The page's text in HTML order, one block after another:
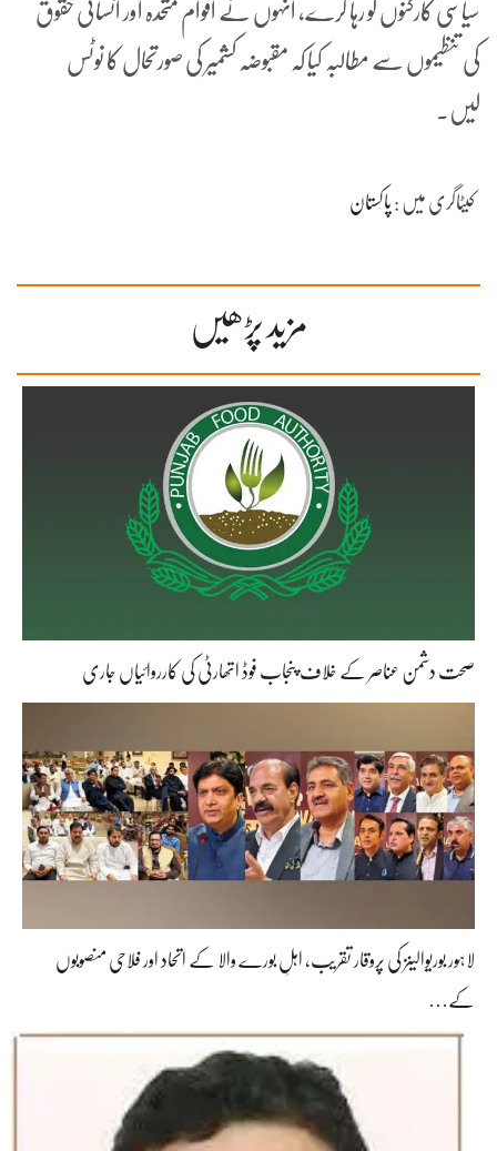
سیاسی کارکنوں کو رہا کرے، انہوں نے اقوام متحدہ اور انسانی حقوق
کی تنظیموں سے مطالبہ کیا کہ مقبوضہ کشمیر کی صورتحال کا نوٹس
لیں۔
کیٹاگری میں : پاکستان
مزید پڑھیں
صحت دشمن عناصر کے خلاف پنجاب فوڈ اتھارٹی کی کارروائیاں جاری
لاہور بوریوالینز کی پروقار تقریب، اہلِ بورے والا کے اتحاد اور فلاحی منصوبوں
کے…